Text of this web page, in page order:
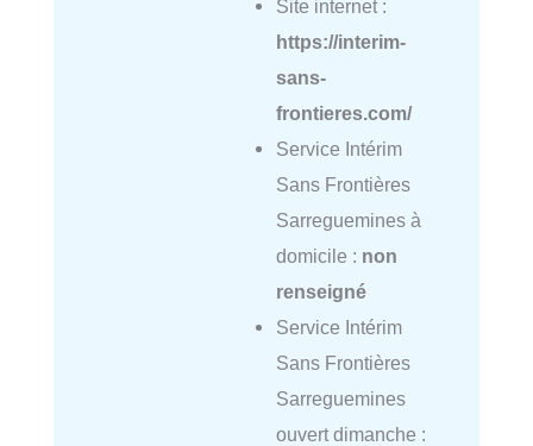
Site internet :
https://interim-
sans-
frontieres.com/
Service Intérim
Sans Frontières
Sarreguemines à
domicile : non
renseigné
Service Intérim
Sans Frontières
Sarreguemines
ouvert dimanche :